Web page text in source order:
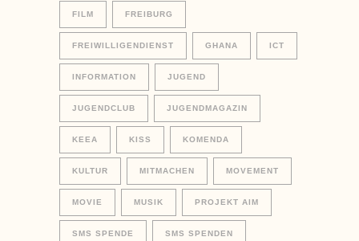
FILM FREIBURG
FREIWILLIGENDIENST GHANA ICT
INFORMATION JUGEND
JUGENDCLUB JUGENDMAGAZIN
KEEA KISS KOMENDA
KULTUR MITMACHEN MOVEMENT
MOVIE MUSIK PROJEKT AIM
SMS SPENDE SMS SPENDEN